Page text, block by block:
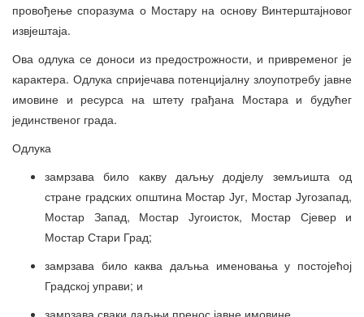
провођење споразума о Мостару на основу Винтерштајновог
извјештаја.
Ова одлука се доноси из предострожности, и привременог је
карактера. Одлука спријечава потенцијалну злоупотребу јавне
имовине и ресурса на штету грађана Мостара и будућег
јединственог града.
Одлука
замрзава било какву даљњу додјелу земљишта од
стране градских општина Мостар Југ, Мостар Југозапад,
Мостар Запад, Мостар Југоисток, Мостар Сјевер и
Мостар Стари Град;
замрзава било каква даљња именовања у постојећој
Градској управи; и
замрзава сваки даљњи пренос јавне имовине,